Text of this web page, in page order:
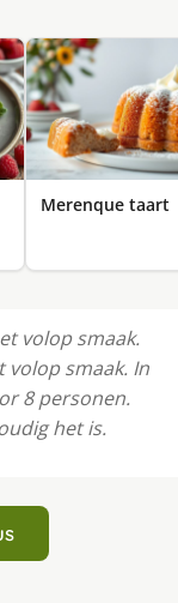
Merenque taart
volop smaak.
volop smaak. In
8 personen.
het is.